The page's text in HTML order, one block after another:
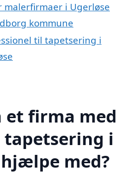
malerfirmaer i Ugerløse
kommune
til tapetsering i
et firma med
tapetsering i
med?